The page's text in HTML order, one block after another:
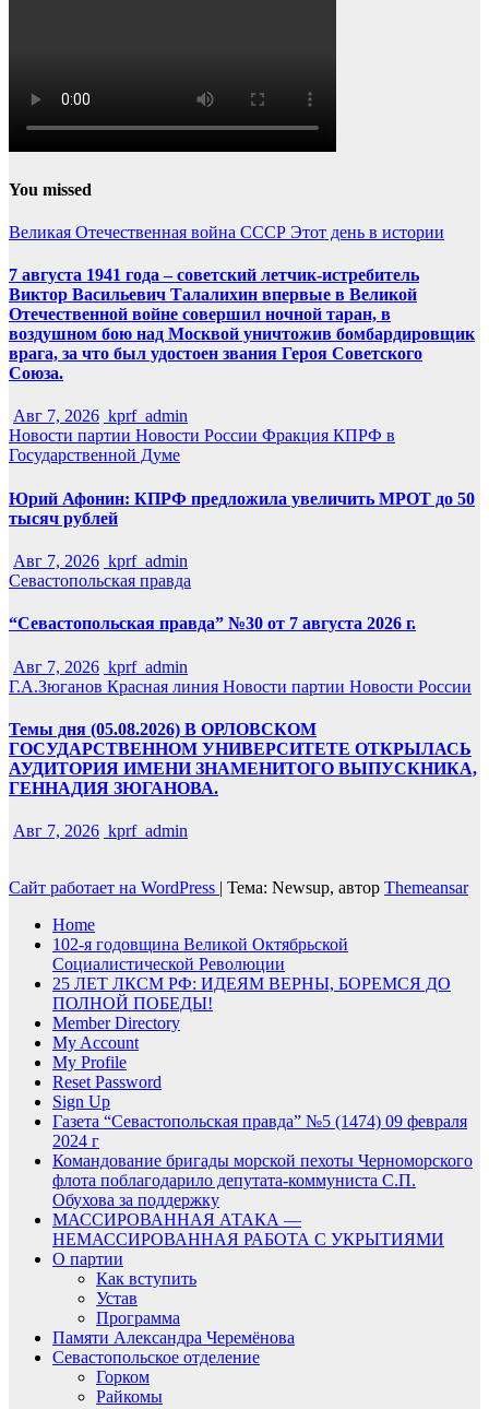
You missed
Великая Отечественная война СССР Этот день в истории
7 августа 1941 года – советский летчик-истребитель
Виктор Васильевич Талалихин впервые в Великой
Отечественной войне совершил ночной таран, в
воздушном бою над Москвой уничтожив бомбардировщик
врага, за что был удостоен звания Героя Советского
Союза.
Авг 7, 2026 kprf_admin
Новости партии Новости России Фракция КПРФ в
Государственной Думе
Юрий Афонин: КПРФ предложила увеличить МРОТ до 50
тысяч рублей
Авг 7, 2026 kprf_admin
Севастопольская правда
“Севастопольская правда” №30 от 7 августа 2026 г.
Авг 7, 2026 kprf_admin
Г.А.Зюганов Красная линия Новости партии Новости России
Темы дня (05.08.2026) В ОРЛОВСКОМ
ГОСУДАРСТВЕННОМ УНИВЕРСИТЕТЕ ОТКРЫЛАСЬ
АУДИТОРИЯ ИМЕНИ ЗНАМЕНИТОГО ВЫПУСКНИКА,
ГЕННАДИЯ ЗЮГАНОВА.
Авг 7, 2026 kprf_admin
Сайт работает на WordPress | Тема: Newsup, автор Themeansar
Home
102-я годовщина Великой Октябрьской
Социалистической Революции
25 ЛЕТ ЛКСМ РФ: ИДЕЯМ ВЕРНЫ, БОРЕМСЯ ДО
ПОЛНОЙ ПОБЕДЫ!
Member Directory
My Account
My Profile
Reset Password
Sign Up
Газета “Севастопольская правда” №5 (1474) 09 февраля
2024 г
Командование бригады морской пехоты Черноморского
флота поблагодарило депутата-коммуниста С.П.
Обухова за поддержку
МАССИРОВАННАЯ АТАКА —
НЕМАССИРОВАННАЯ РАБОТА С УКРЫТИЯМИ
О партии
Как вступить
Устав
Программа
Памяти Александра Черемёнова
Севастопольское отделение
Горком
Райкомы